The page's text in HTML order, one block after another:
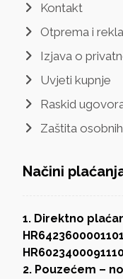
Kontakt
Otprema i
Izjava o
Uvjeti kupnje
Raskid
Zaštita
Načini
1. Direktno
2. Pouzećem –